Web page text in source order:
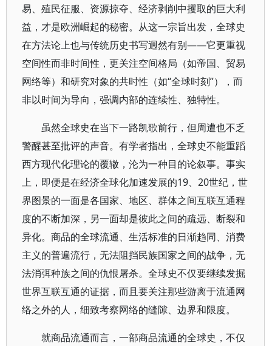
易、殖民征服、资源掠夺、经济剥削中攫取的巨大利
益，才是欧洲崛起的秘密。从这一宗旨出发，全球史
在方法论上也与传统历史书写迥然有别——它更重视
空间性而非时间性，更关注空间格局（如帝国、贸易
网络等）和研究对象的共时性（如“全球时刻”），而
非以时间为导向，强调内部的连续性、独特性。
虽然全球史在当下一路凯歌前行，但周遭也不乏
警醒甚至批评的声音。有学者指出，全球史不能重蹈
西方现代化理论的覆辙，沦为一种目的论叙事。事实
上，即便是在经济全球化加速发展的19、20世纪，世
界图景的一面是各国家、地区、群体之间互联互通程
度的不断加深，另一面却是彼此之间的疏远、断裂和
异化。商品的全球流通、生活标准的日渐趋同、消费
主义的普遍流行，无法阻挡民族国家之间的战争，无
法消弭种族之间的仇恨屠杀。全球史不仅要继续发掘
世界互联互通的证据，而且要关注那些游离于流通网
络之外的人，细致考察网络的缝隙、边界和限度。
就商品流通而言，一部商品流通的全球史，不仅